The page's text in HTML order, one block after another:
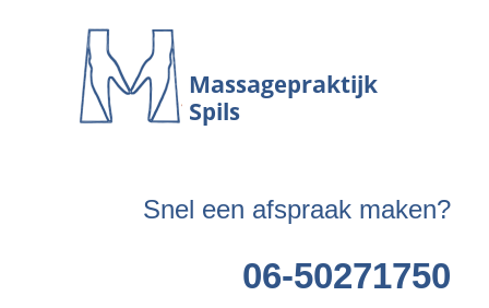
Snel een afspraak maken?
06-50271750